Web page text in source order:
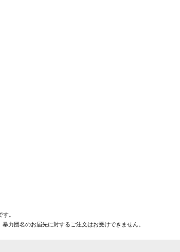
。
力団名のお届先に対するご注文はお受けできません。